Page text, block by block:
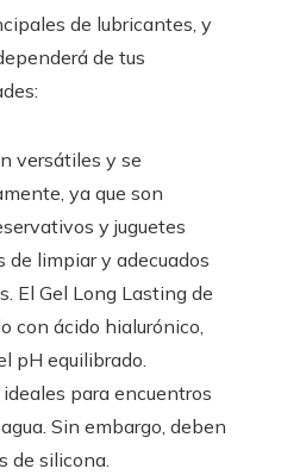
de lubricantes, y
de tus
versátiles y se
ya que son
y juguetes
de limpiar y adecuados
El Gel Long Lasting de
con ácido hialurónico,
pH equilibrado.
ideales para encuentros
Sin embargo, deben
de silicona.